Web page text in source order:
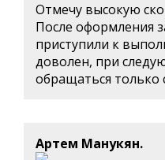
Отмечу высокую
После оформления
приступили к
доволен, при
обращаться только
Артем Манукян.